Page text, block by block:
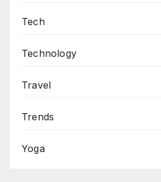
Tech
Technology
Travel
Trends
Yoga